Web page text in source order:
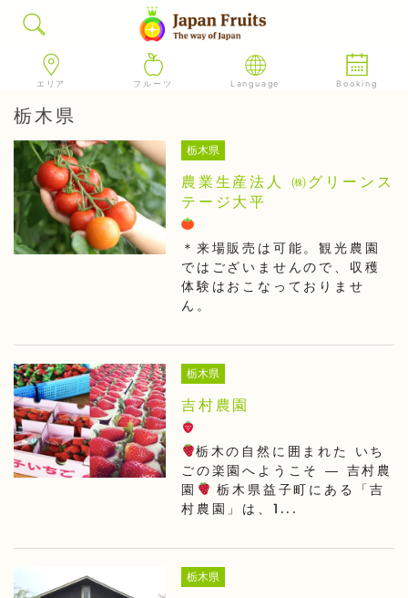
エリア フルーツ Language Booking
栃木県
栃木県
農業生産法人 ㈱グリーンス
テージ大平
＊来場販売は可能。観光農園
ではございませんので、収穫
体験はおこなっておりませ
ん。
栃木県
吉村農園
栃木の自然に囲まれた いち
ごの楽園へようこそ ― 吉村農
園
栃木県益子町にある「吉
村農園」は、1...
栃木県